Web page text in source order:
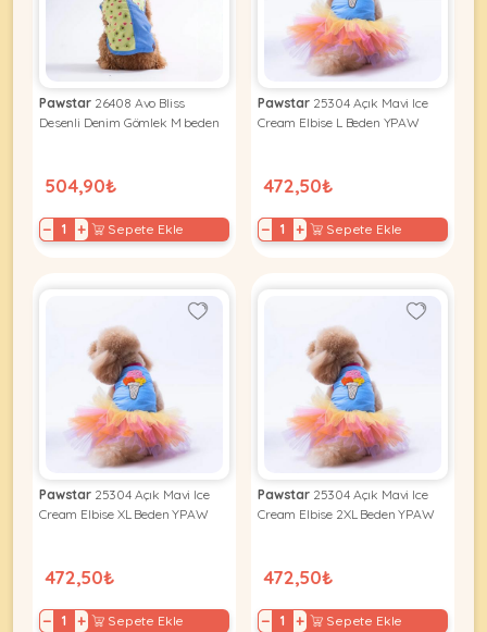
Köpek
Ürünleri
Pawstar26408 Avo Bliss
Desenli Denim Gömlek M beden
504,90₺
− + Sepete Ekle
Pawstar25304 Açık Mavi Ice
Cream Elbise L Beden YPAW
472,50₺
− + Sepete Ekle
Pawstar25304 Açık Mavi Ice
Cream Elbise XL Beden YPAW
472,50₺
− + Sepete Ekle
Pawstar25304 Açık Mavi Ice
Cream Elbise 2XL Beden YPAW
472,50₺
− + Sepete Ekle